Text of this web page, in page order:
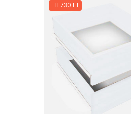
-11 730 FT